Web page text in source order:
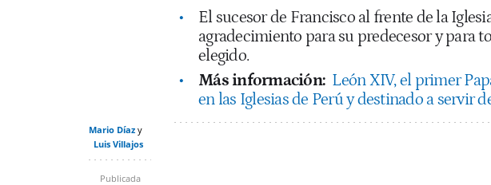
El sucesor de Francisco al frente de la
agradecimiento para su predecesor y para
elegido.
Más información: León XIV, el primer
en las Iglesias de Perú y destinado a servir
Mario Díaz
Luis Villajos
Publicada